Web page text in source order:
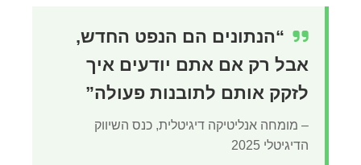
“הנתונים הם הנפט החדש,
אבל רק אם אתם יודעים איך
לזקק אותם לתובנות פעולה”
– מומחה אנליטיקה דיגיטלית, כנס השיווק
הדיגיטלי 2025